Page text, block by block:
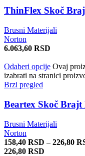
ThinFlex Skoč
Brusni Materijali
Norton
6.063,60 RSD
Odaberi opcije Ovaj
izabrati na stranici
Brzi pregled
Beartex Skoč
Brusni Materijali
Norton
158,40 RSD – 226,80
226,80 RSD